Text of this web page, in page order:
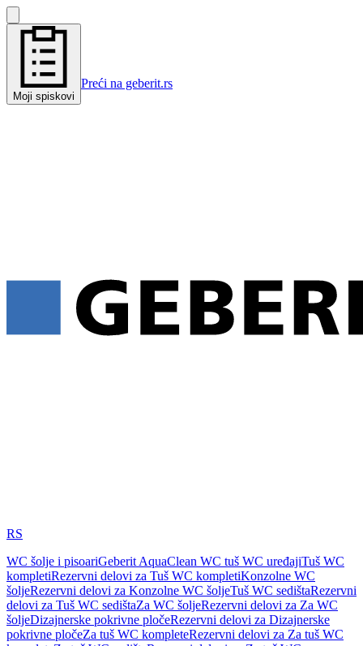
Moji spiskovi
Preći na geberit.rs
RS
WC šolje i pisoariGeberit AquaClean WC tuš WC uređajiTuš WC
kompletiRezervni delovi za Tuš WC kompletiKonzolne WC
šoljeRezervni delovi za Konzolne WC šoljeTuš WC sedištaRezervni
delovi za Tuš WC sedištaZa WC šoljeRezervni delovi za Za WC
šoljeDizajnerske pokrivne pločeRezervni delovi za Dizajnerske
pokrivne pločeZa tuš WC kompleteRezervni delovi za Za tuš WC